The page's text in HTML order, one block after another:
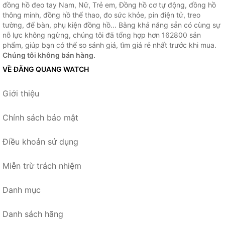
đồng hồ đeo tay Nam, Nữ, Trẻ em, Đồng hồ cơ tự động, đồng hồ
thông minh, đồng hồ thể thao, đo sức khỏe, pin điện tử, treo
tường, để bàn, phụ kiện đồng hồ... Bằng khả năng sẵn có cùng sự
nỗ lực không ngừng, chúng tôi đã tổng hợp hơn 162800 sản
phẩm, giúp bạn có thể so sánh giá, tìm giá rẻ nhất trước khi mua.
Chúng tôi không bán hàng.
VỀ ĐĂNG QUANG WATCH
Giới thiệu
Chính sách bảo mật
Điều khoản sử dụng
Miễn trừ trách nhiệm
Danh mục
Danh sách hãng